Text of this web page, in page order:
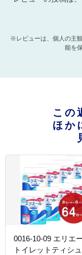
※レビューは、個人の主
能を
この
ほか
0016-10-09 エリエ
トイレットティシ